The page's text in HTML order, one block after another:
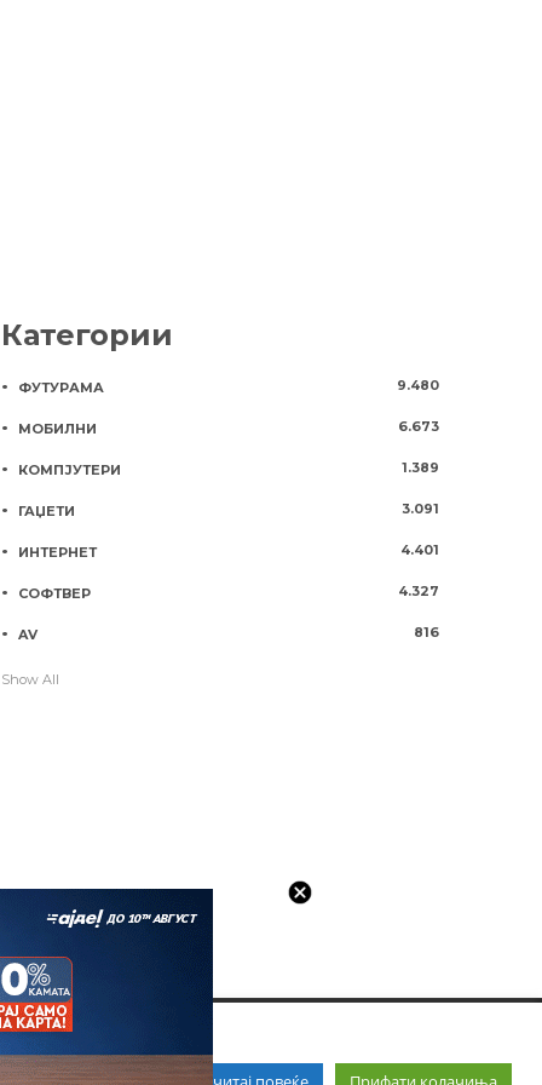
Категории
ФУТУРАМА 9.480
МОБИЛНИ 6.673
КОМПЈУТЕРИ 1.389
ГАЏЕТИ 3.091
ИНТЕРНЕТ 4.401
СОФТВЕР 4.327
AV 816
Show All